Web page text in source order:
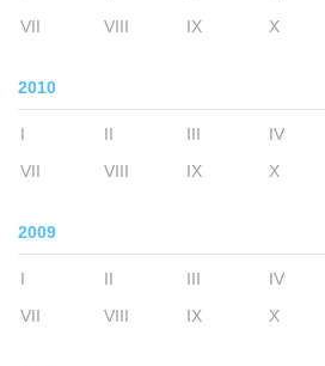
VII
VIII IX X
2010
I II III IV
VII
VIII IX X
2009
I II III IV
VII
VIII IX X